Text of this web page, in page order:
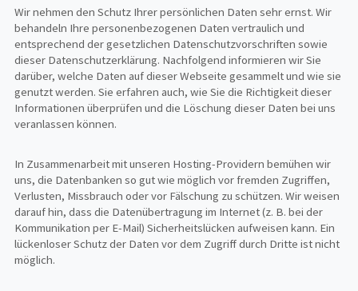
Wir nehmen den Schutz Ihrer persönlichen Daten sehr ernst. Wir
behandeln Ihre personenbezogenen Daten vertraulich und
entsprechend der gesetzlichen Datenschutzvorschriften sowie
dieser Datenschutzerklärung. Nachfolgend informieren wir Sie
darüber, welche Daten auf dieser Webseite gesammelt und wie sie
genutzt werden. Sie erfahren auch, wie Sie die Richtigkeit dieser
Informationen überprüfen und die Löschung dieser Daten bei uns
veranlassen können.
In Zusammenarbeit mit unseren Hosting-Providern bemühen wir
uns, die Datenbanken so gut wie möglich vor fremden Zugriffen,
Verlusten, Missbrauch oder vor Fälschung zu schützen. Wir weisen
darauf hin, dass die Datenübertragung im Internet (z. B. bei der
Kommunikation per E-Mail) Sicherheitslücken aufweisen kann. Ein
lückenloser Schutz der Daten vor dem Zugriff durch Dritte ist nicht
möglich.